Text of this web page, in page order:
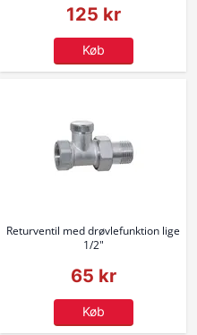
125 kr
Køb
Returventil med drøvlefunktion lige
1/2"
65 kr
Køb